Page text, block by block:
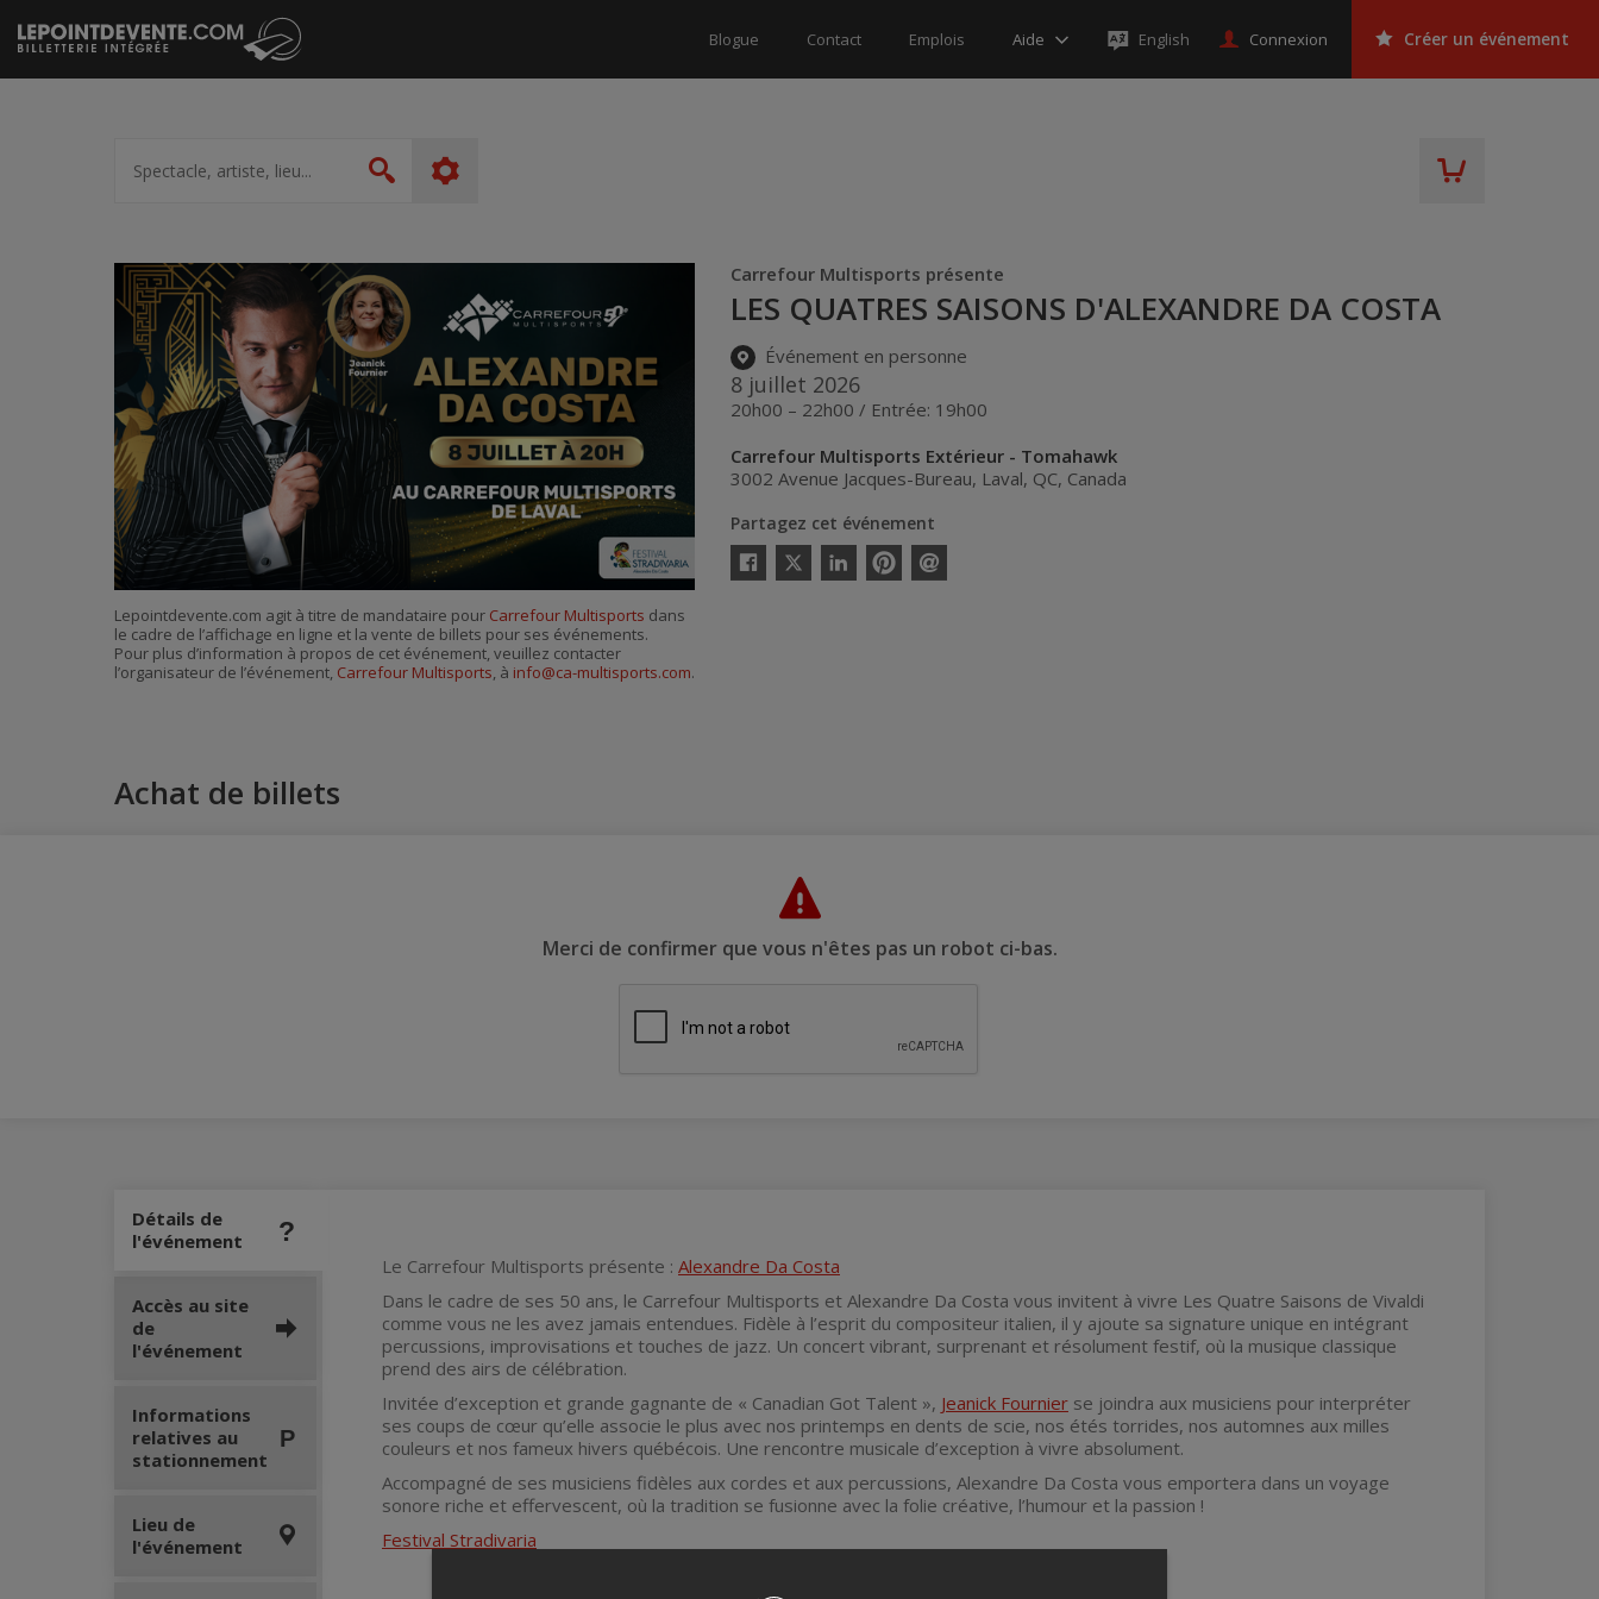
Passer
au
contenu
Blogue Contact Emplois Aide English Connexion Créer un événement
artiste,
lieu...
Rechercher
Carrefour Multisports présente
LES QUATRES SAISONS D'ALEXANDRE DA COSTA
Événement en personne
8 juillet 2026
20h00 – 22h00 / Entrée: 19h00
Carrefour Multisports Extérieur - Tomahawk
3002 Avenue Jacques-Bureau, Laval, QC, Canada
Partagez cet événement
Facebook
Twitter
LinkedinPinterestEnvoyer
Lepointdevente.com agit à titre de mandataire pour Carrefour Multisports dans
le cadre de l’affichage en ligne et la vente de billets pour ses événements.
Pour plus d’information à propos de cet événement, veuillez contacter
l’organisateur de l’événement, Carrefour Multisports, à info@ca-multisports.com.
Achat de billets
Merci de confirmer que vous n'êtes pas un robot ci-bas.
Détails de
l'événement
Le Carrefour Multisports présente : Alexandre Da Costa
Dans le cadre de ses 50 ans, le Carrefour Multisports et Alexandre Da Costa vous invitent à vivre Les Quatre Saisons de Vivaldi
comme vous ne les avez jamais entendues. Fidèle à l’esprit du compositeur italien, il y ajoute sa signature unique en intégrant
percussions, improvisations et touches de jazz. Un concert vibrant, surprenant et résolument festif, où la musique classique
prend des airs de célébration.
Invitée d’exception et grande gagnante de « Canadian Got Talent », Jeanick Fournier se joindra aux musiciens pour interpréter
ses coups de cœur qu’elle associe le plus avec nos printemps en dents de scie, nos étés torrides, nos automnes aux milles
couleurs et nos fameux hivers québécois. Une rencontre musicale d’exception à vivre absolument.
Accompagné de ses musiciens fidèles aux cordes et aux percussions, Alexandre Da Costa vous emportera dans un voyage
sonore riche et effervescent, où la tradition se fusionne avec la folie créative, l’humour et la passion !
Festival Stradivaria
Accès au site
de
l'événement
Informations
relatives au
stationnement
Lieu de
l'événement